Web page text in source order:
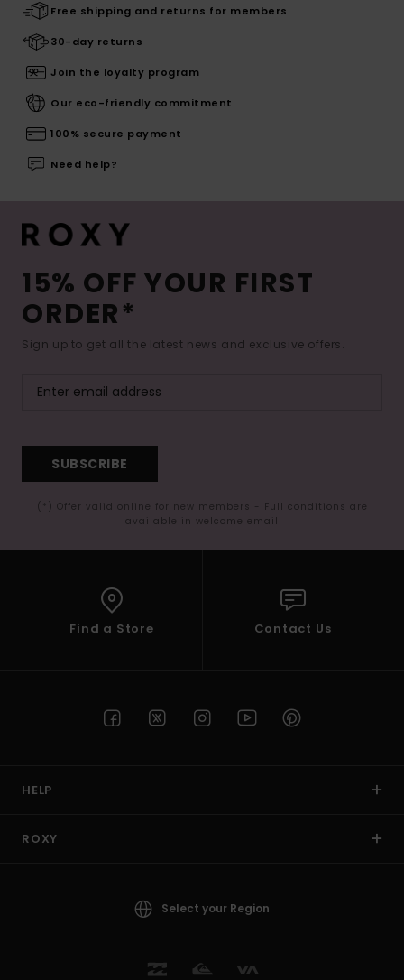
Free shipping and returns for members
30-day returns
Join the loyalty program
Our eco-friendly commitment
100% secure payment
Need help?
15% OFF YOUR FIRST
ORDER*
Sign up to get all the latest news and exclusive offers.
SUBSCRIBE
(*) Offer valid online for new members - Full conditions are
available in welcome email
Find a Store Contact Us
HELP
ROXY
Select your Region